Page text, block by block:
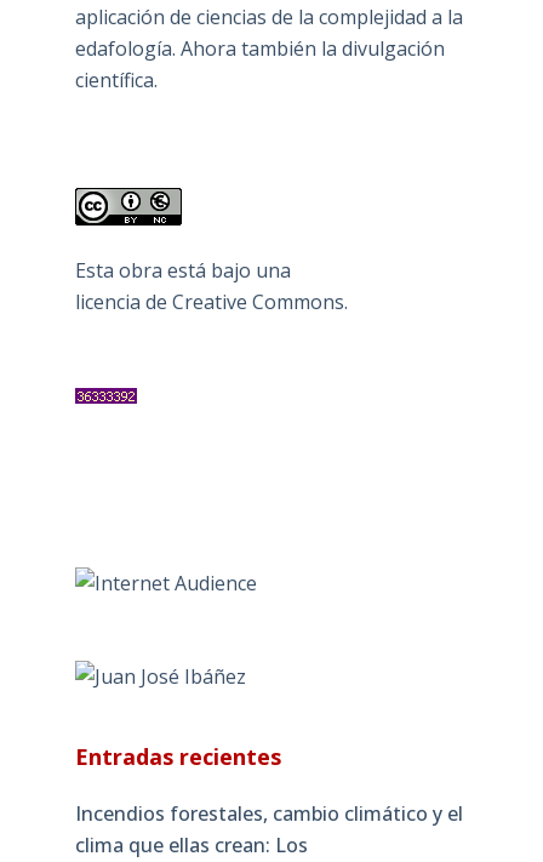
aplicación de ciencias de la complejidad a la
edafología. Ahora también la divulgación
científica.
Esta obra está bajo una
licencia de Creative Commons.
Entradas recientes
Incendios forestales, cambio climático y el
clima que ellas crean: Los